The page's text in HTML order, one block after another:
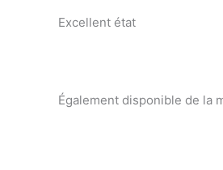
Excellent état
Également disponible de la